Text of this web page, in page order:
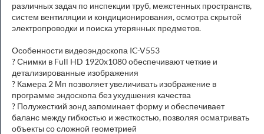
различных задач по инспекции труб, межстенных пространств,
систем вентиляции и кондиционирования, осмотра скрытой
электропроводки и поиска утерянных предметов.
Особенности видеоэндоскопа IC-V553
? Снимки в Full HD 1920x1080 обеспечивают четкие и
детализированные изображения
? Камера 2 Мп позволяет увеличивать изображение в
программе эндоскопа без ухудшения качества
? Полужесткий зонд запоминает форму и обеспечивает
баланс между гибкостью и жесткостью, позволяя осматривать
объекты со сложной геометрией